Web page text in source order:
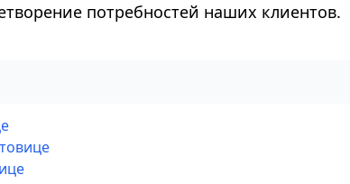
потребностей наших клиентов.